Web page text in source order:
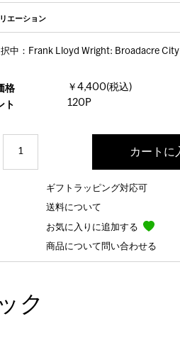
エーション
択中：Frank Lloyd Wright: Broadacre City
格
￥4,400(税込)
ト
120P
ギフトラッピング対応可
送料について
お気に入りに追加する
商品について問い合わせる
ク